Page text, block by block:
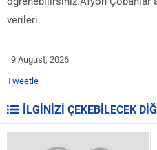
verileri.
9 August, 2026
Tweetle
İLGİNİZİ ÇEKEBİLECEK